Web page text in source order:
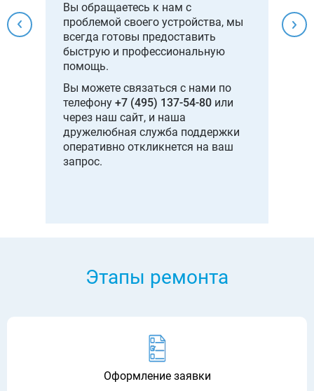
Вы обращаетесь к нам с
проблемой своего устройства, мы
всегда готовы предоставить
быструю и профессиональную
помощь.
Вы можете связаться с нами по
телефону +7 (495) 137-54-80 или
через наш сайт, и наша
дружелюбная служба поддержки
оперативно откликнется на ваш
запрос.
Этапы ремонта
Оформление заявки